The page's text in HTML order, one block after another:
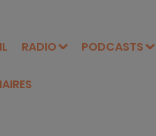
RADIO PODCASTS